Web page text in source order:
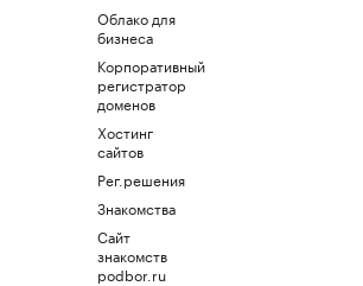
Облако для
бизнеса
Корпоративный
регистратор
доменов
Хостинг
сайтов
Рег.решения
Знакомства
Сайт
знакомств
podbor.ru